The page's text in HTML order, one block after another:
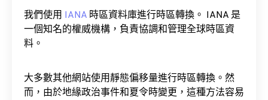
我們使用 IANA 時區資料庫進行時區轉換。 IANA 是
一個知名的權威機構，負責協調和管理全球時區資
料。
大多數其他網站使用靜態偏移量進行時區轉換。然
而，由於地緣政治事件和夏令時變更，這種方法容易